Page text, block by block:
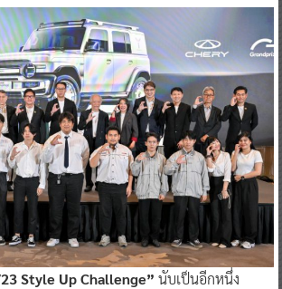
Style Up Challenge” นับเป็นอีกหนึ่ง